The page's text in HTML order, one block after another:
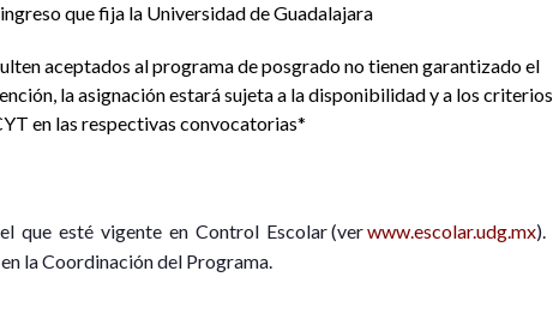
que fija la Universidad de Guadalajara
aceptados al programa de posgrado no tienen garantizado el
la asignación estará sujeta a la disponibilidad y a los criterios
en las respectivas convocatorias*
que esté vigente en Control Escolar (verwww.escolar.udg.mx).
la Coordinación del Programa.